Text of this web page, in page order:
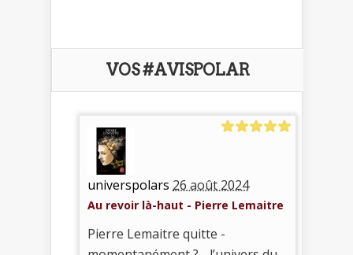
VOS #AVISPOLAR
universpolars 26 août 2024
Au revoir là-haut - Pierre Lemaitre
Pierre Lemaitre quitte -